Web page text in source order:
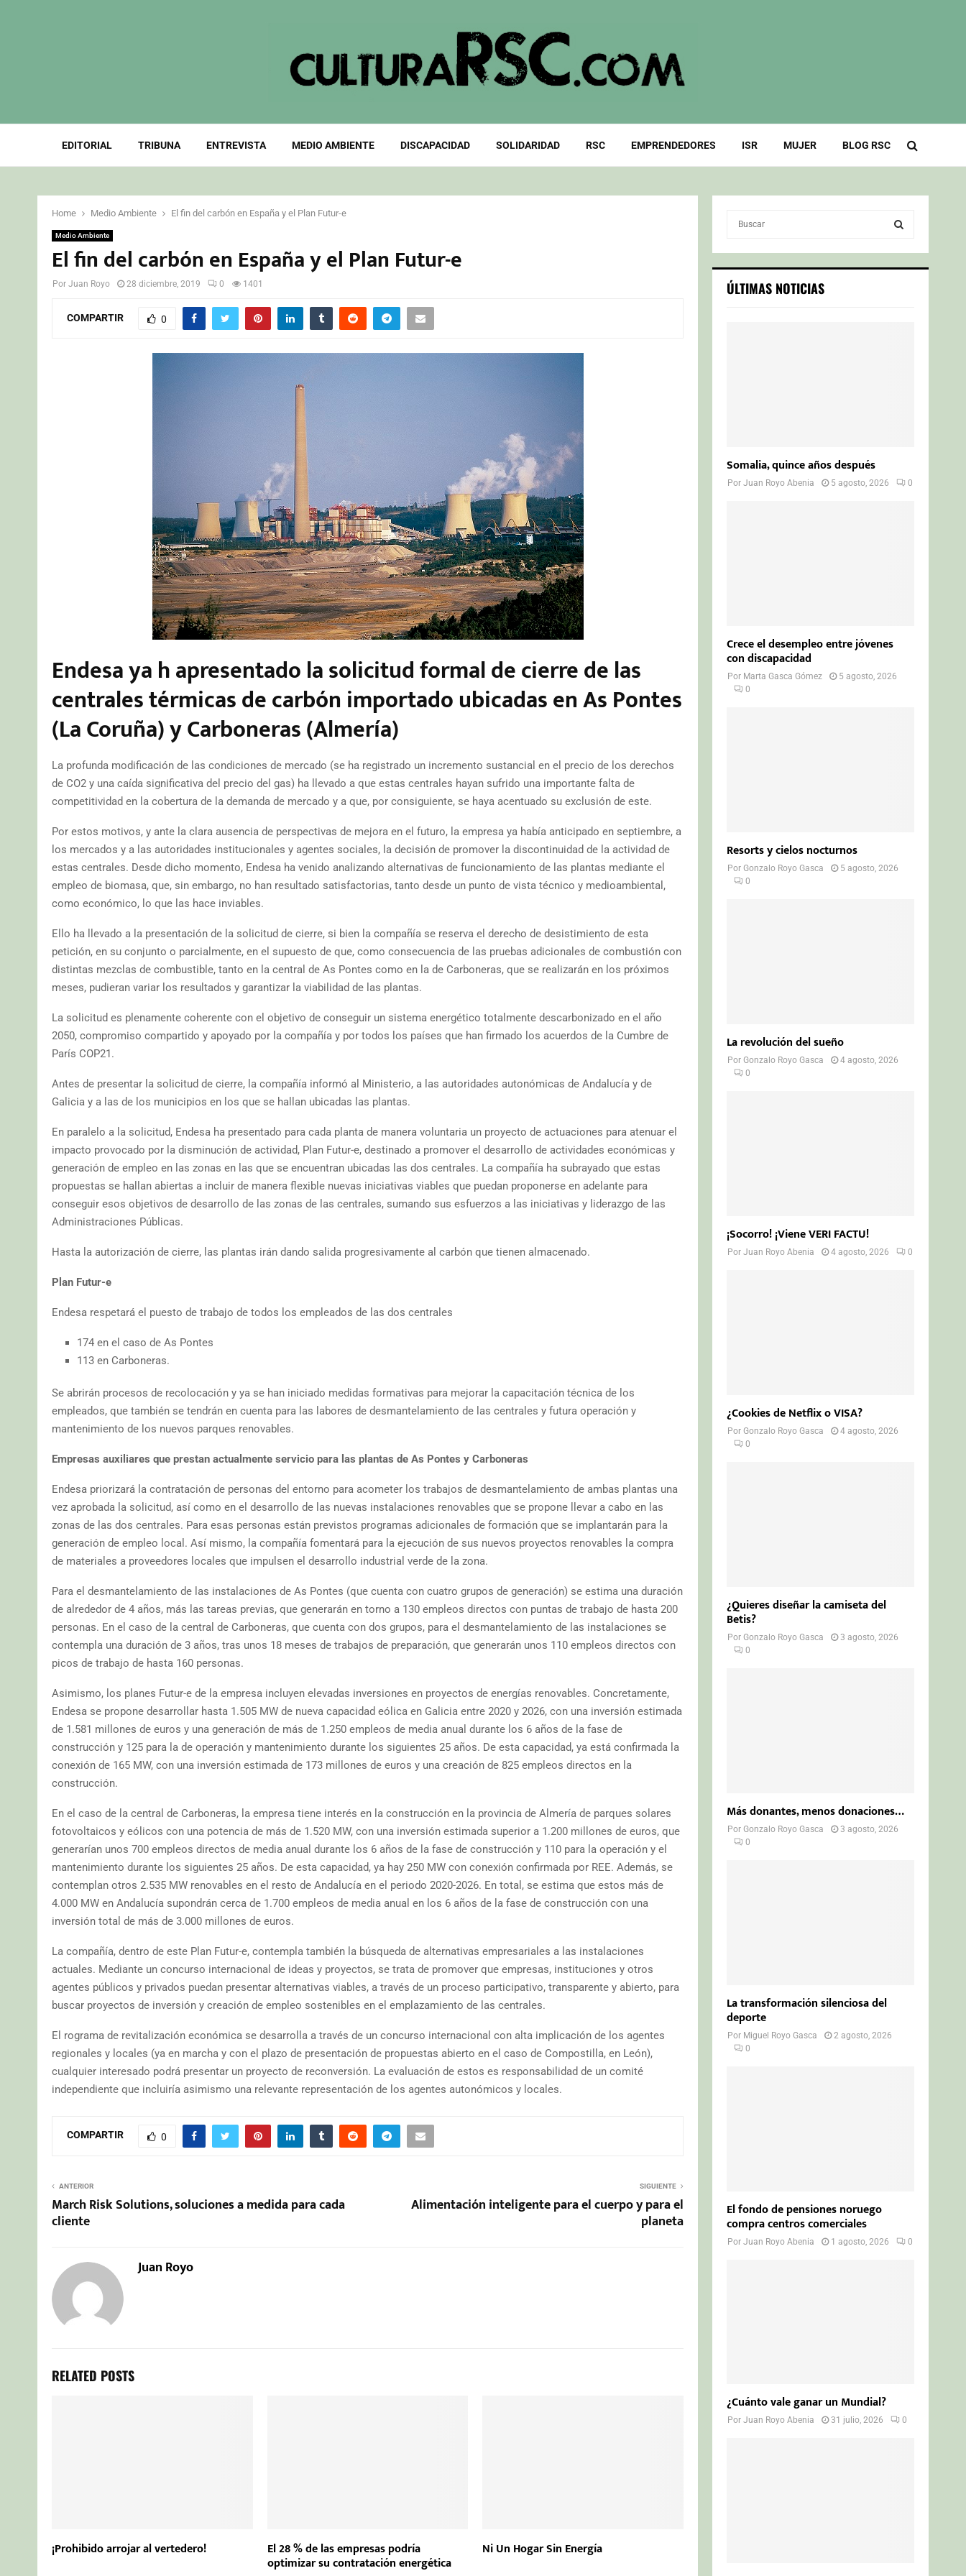
EDITORIAL TRIBUNA ENTREVISTA MEDIO AMBIENTE DISCAPACIDAD SOLIDARIDAD RSC EMPRENDEDORES ISR MUJER BLOG RSC
Home Medio Ambiente El fin del carbón en España y el Plan Futur-e
Medio Ambiente
El fin del carbón en España y el Plan Futur-e
Por Juan Royo 28 diciembre, 2019 0 1401
COMPARTIR 0
Endesa ya h apresentado la solicitud formal de cierre de las
centrales térmicas de carbón importado ubicadas en As Pontes
(La Coruña) y Carboneras (Almería)
La profunda modificación de las condiciones de mercado (se ha registrado un incremento sustancial en el precio de los derechos
de CO2 y una caída significativa del precio del gas) ha llevado a que estas centrales hayan sufrido una importante falta de
competitividad en la cobertura de la demanda de mercado y a que, por consiguiente, se haya acentuado su exclusión de este.
Por estos motivos, y ante la clara ausencia de perspectivas de mejora en el futuro, la empresa ya había anticipado en septiembre, a
los mercados y a las autoridades institucionales y agentes sociales, la decisión de promover la discontinuidad de la actividad de
estas centrales. Desde dicho momento, Endesa ha venido analizando alternativas de funcionamiento de las plantas mediante el
empleo de biomasa, que, sin embargo, no han resultado satisfactorias, tanto desde un punto de vista técnico y medioambiental,
como económico, lo que las hace inviables.
Ello ha llevado a la presentación de la solicitud de cierre, si bien la compañía se reserva el derecho de desistimiento de esta
petición, en su conjunto o parcialmente, en el supuesto de que, como consecuencia de las pruebas adicionales de combustión con
distintas mezclas de combustible, tanto en la central de As Pontes como en la de Carboneras, que se realizarán en los próximos
meses, pudieran variar los resultados y garantizar la viabilidad de las plantas.
La solicitud es plenamente coherente con el objetivo de conseguir un sistema energético totalmente descarbonizado en el año
2050, compromiso compartido y apoyado por la compañía y por todos los países que han firmado los acuerdos de la Cumbre de
París COP21.
Antes de presentar la solicitud de cierre, la compañía informó al Ministerio, a las autoridades autonómicas de Andalucía y de
Galicia y a las de los municipios en los que se hallan ubicadas las plantas.
En paralelo a la solicitud, Endesa ha presentado para cada planta de manera voluntaria un proyecto de actuaciones para atenuar el
impacto provocado por la disminución de actividad, Plan Futur-e, destinado a promover el desarrollo de actividades económicas y
generación de empleo en las zonas en las que se encuentran ubicadas las dos centrales. La compañía ha subrayado que estas
propuestas se hallan abiertas a incluir de manera flexible nuevas iniciativas viables que puedan proponerse en adelante para
conseguir esos objetivos de desarrollo de las zonas de las centrales, sumando sus esfuerzos a las iniciativas y liderazgo de las
Administraciones Públicas.
Hasta la autorización de cierre, las plantas irán dando salida progresivamente al carbón que tienen almacenado.
Plan Futur-e
Endesa respetará el puesto de trabajo de todos los empleados de las dos centrales
174 en el caso de As Pontes
113 en Carboneras.
Se abrirán procesos de recolocación y ya se han iniciado medidas formativas para mejorar la capacitación técnica de los
empleados, que también se tendrán en cuenta para las labores de desmantelamiento de las centrales y futura operación y
mantenimiento de los nuevos parques renovables.
Empresas auxiliares que prestan actualmente servicio para las plantas de As Pontes y Carboneras
Endesa priorizará la contratación de personas del entorno para acometer los trabajos de desmantelamiento de ambas plantas una
vez aprobada la solicitud, así como en el desarrollo de las nuevas instalaciones renovables que se propone llevar a cabo en las
zonas de las dos centrales. Para esas personas están previstos programas adicionales de formación que se implantarán para la
generación de empleo local. Así mismo, la compañía fomentará para la ejecución de sus nuevos proyectos renovables la compra
de materiales a proveedores locales que impulsen el desarrollo industrial verde de la zona.
Para el desmantelamiento de las instalaciones de As Pontes (que cuenta con cuatro grupos de generación) se estima una duración
de alrededor de 4 años, más las tareas previas, que generarán en torno a 130 empleos directos con puntas de trabajo de hasta 200
personas. En el caso de la central de Carboneras, que cuenta con dos grupos, para el desmantelamiento de las instalaciones se
contempla una duración de 3 años, tras unos 18 meses de trabajos de preparación, que generarán unos 110 empleos directos con
picos de trabajo de hasta 160 personas.
Asimismo, los planes Futur-e de la empresa incluyen elevadas inversiones en proyectos de energías renovables. Concretamente,
Endesa se propone desarrollar hasta 1.505 MW de nueva capacidad eólica en Galicia entre 2020 y 2026, con una inversión estimada
de 1.581 millones de euros y una generación de más de 1.250 empleos de media anual durante los 6 años de la fase de
construcción y 125 para la de operación y mantenimiento durante los siguientes 25 años. De esta capacidad, ya está confirmada la
conexión de 165 MW, con una inversión estimada de 173 millones de euros y una creación de 825 empleos directos en la
construcción.
En el caso de la central de Carboneras, la empresa tiene interés en la construcción en la provincia de Almería de parques solares
fotovoltaicos y eólicos con una potencia de más de 1.520 MW, con una inversión estimada superior a 1.200 millones de euros, que
generarían unos 700 empleos directos de media anual durante los 6 años de la fase de construcción y 110 para la operación y el
mantenimiento durante los siguientes 25 años. De esta capacidad, ya hay 250 MW con conexión confirmada por REE. Además, se
contemplan otros 2.535 MW renovables en el resto de Andalucía en el periodo 2020-2026. En total, se estima que estos más de
4.000 MW en Andalucía supondrán cerca de 1.700 empleos de media anual en los 6 años de la fase de construcción con una
inversión total de más de 3.000 millones de euros.
La compañía, dentro de este Plan Futur-e, contempla también la búsqueda de alternativas empresariales a las instalaciones
actuales. Mediante un concurso internacional de ideas y proyectos, se trata de promover que empresas, instituciones y otros
agentes públicos y privados puedan presentar alternativas viables, a través de un proceso participativo, transparente y abierto, para
buscar proyectos de inversión y creación de empleo sostenibles en el emplazamiento de las centrales.
El rograma de revitalización económica se desarrolla a través de un concurso internacional con alta implicación de los agentes
regionales y locales (ya en marcha y con el plazo de presentación de propuestas abierto en el caso de Compostilla, en León),
cualquier interesado podrá presentar un proyecto de reconversión. La evaluación de estos es responsabilidad de un comité
independiente que incluiría asimismo una relevante representación de los agentes autonómicos y locales.
COMPARTIR 0
ANTERIOR
March Risk Solutions, soluciones a medida para cada
cliente
SIGUIENTE
Alimentación inteligente para el cuerpo y para el
planeta
Juan Royo
RELATED POSTS
¡Prohibido arrojar al vertedero! El 28 % de las empresas podría
optimizar su contratación energética
Ni Un Hogar Sin Energía
c
h
S
ÚLTIMAS NOTICIAS
Somalia, quince años después
PorJuan Royo Abenia 5 agosto, 2026 0
Crece el desempleo entre jóvenes
con discapacidad
Por Marta Gasca Gómez
5 agosto, 2026
0
Resorts y cielos nocturnos
PorGonzalo Royo Gasca
5 agosto, 2026
0
La revolución del sueño
PorGonzalo Royo Gasca
4 agosto, 2026
0
¡Socorro! ¡Viene VERI FACTU!
PorJuan Royo Abenia 4 agosto, 2026 0
¿Cookies de Netflix o VISA?
PorGonzalo Royo Gasca
4 agosto, 2026
0
¿Quieres diseñar la camiseta del
Betis?
PorGonzalo Royo Gasca
3 agosto, 2026
0
Más donantes, menos donaciones…
PorGonzalo Royo Gasca
3 agosto, 2026
0
La transformación silenciosa del
deporte
Por Miguel Royo Gasca
2 agosto, 2026
0
El fondo de pensiones noruego
compra centros comerciales
PorJuan Royo Abenia 1 agosto, 2026 0
¿Cuánto vale ganar un Mundial?
PorJuan Royo Abenia 31 julio, 2026 0